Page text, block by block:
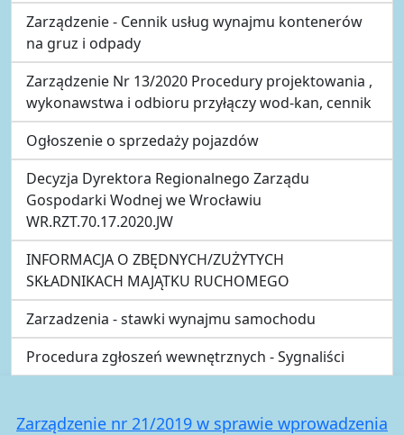
Zarządzenie - Cennik usług wynajmu kontenerów
na gruz i odpady
Zarządzenie Nr 13/2020 Procedury projektowania ,
wykonawstwa i odbioru przyłączy wod-kan, cennik
Ogłoszenie o sprzedaży pojazdów
Decyzja Dyrektora Regionalnego Zarządu
Gospodarki Wodnej we Wrocławiu
WR.RZT.70.17.2020.JW
INFORMACJA O ZBĘDNYCH/ZUŻYTYCH
SKŁADNIKACH MAJĄTKU RUCHOMEGO
Zarzadzenia - stawki wynajmu samochodu
Procedura zgłoszeń wewnętrznych - Sygnaliści
Zarządzenie nr 21/2019 w sprawie wprowadzenia